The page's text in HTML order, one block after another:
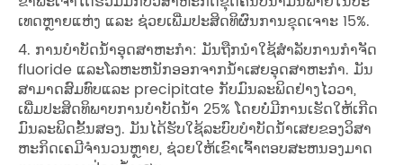
ເທດ​ຫຼາຍ​ແຫ່ງ ​ແລະ ຊ່ວຍ​ເພີ່ມ​ປະສິດທິ​ຜົນ​ການ​ຂຸດ​ເຈາະ 15%.
4. ການບໍາບັດນ້ໍາອຸດສາຫະກໍາ: ມັນຖືກນໍາໃຊ້ສໍາລັບການກໍາຈັດ
fluoride ແລະໂລຫະຫນັກອອກຈາກນ້ໍາເສຍອຸດສາຫະກໍາ. ມັນ
ສາມາດສົມທົບແລະ precipitate ກັບມົນລະພິດຢ່າງໄວວາ,
ເພີ່ມປະສິດທິພາບການບໍາບັດນ້ໍາ 25% ໂດຍບໍ່ມີການເຮັດໃຫ້ເກີດ
ມົນລະພິດຂັ້ນສອງ. ມັນ​ໄດ້​ຮັບ​ໃຊ້​ລະ​ບົບ​ບໍາ​ບັດ​ນ​້​ໍ​າ​ເສຍ​ຂອງ​ວິ​ສາ​
ຫະ​ກິດ​ເຄ​ມີ​ຈໍາ​ນວນ​ຫຼາຍ​, ຊ່ວຍ​ໃຫ້​ເຂົາ​ເຈົ້າ​ຕອບ​ສະ​ຫນອງ​ມາດ​